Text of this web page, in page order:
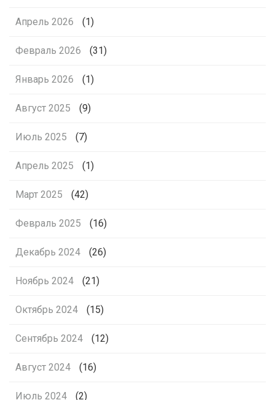
Апрель 2026 (1)
Февраль 2026 (31)
Январь 2026 (1)
Август 2025 (9)
Июль 2025 (7)
Апрель 2025 (1)
Март 2025 (42)
Февраль 2025 (16)
Декабрь 2024 (26)
Ноябрь 2024 (21)
Октябрь 2024 (15)
Сентябрь 2024 (12)
Август 2024 (16)
Июль 2024 (2)